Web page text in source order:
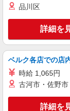
品川区
詳細を
ベルク各店での店
時給 1,065円
古河市・佐野
詳細を